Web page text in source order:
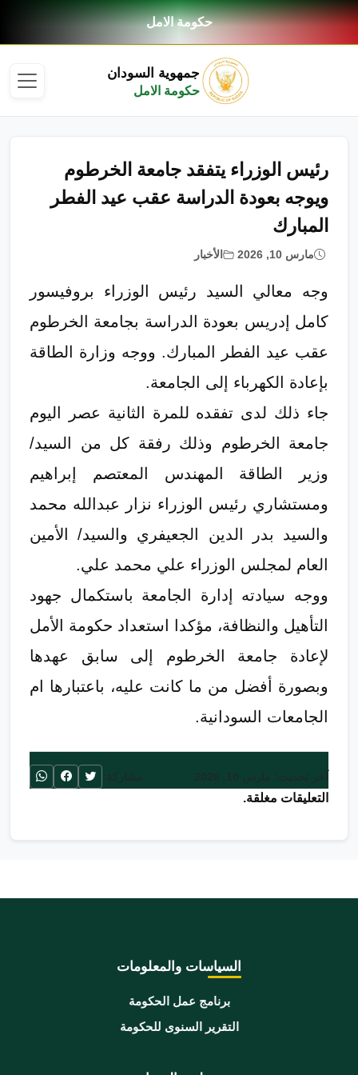
حكومة الامل
جمهوية السودان
حكومة الامل
رئيس الوزراء يتفقد جامعة الخرطوم
ويوجه بعودة الدراسة عقب عيد الفطر
المبارك
مارس 10, 2026 الأخبار
وجه معالي السيد رئيس الوزراء بروفيسور
كامل إدريس بعودة الدراسة بجامعة الخرطوم
عقب عيد الفطر المبارك. ووجه وزارة الطاقة
بإعادة الكهرباء إلى الجامعة.
جاء ذلك لدى تفقده للمرة الثانية عصر اليوم
جامعة الخرطوم وذلك رفقة كل من السيد/
وزير الطاقة المهندس المعتصم إبراهيم
ومستشاري رئيس الوزراء نزار عبدالله محمد
والسيد بدر الدين الجعيفري والسيد/ الأمين
العام لمجلس الوزراء علي محمد علي.
ووجه سيادته إدارة الجامعة باستكمال جهود
التأهيل والنظافة، مؤكدا استعداد حكومة الأمل
لإعادة جامعة الخرطوم إلى سابق عهدها
وبصورة أفضل من ما كانت عليه، باعتبارها ام
الجامعات السودانية.
التعليقات مغلقة.
السياسات والمعلومات
برنامج عمل الحكومة
التقرير السنوى للحكومة